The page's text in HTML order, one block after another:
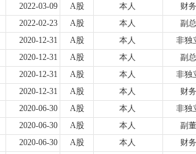
2022-03-09 A股 本人
财
2022-02-23 A股 本人
副
2020-12-31 A股 本人
非独
2020-12-31 A股 本人
副
2020-12-31 A股 本人
非独
2020-12-31 A股 本人
财
2020-06-30 A股 本人
非独
2020-06-30 A股 本人
副
2020-06-30 A股 本人
财